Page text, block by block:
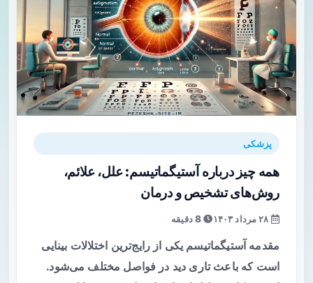
پزشکی
همه چیز درباره آستیگماتیسم: علل، علائم،
روش‌های تشخیص و درمان
8 دقیقه
مقدمه آستیگماتیسم یکی از رایج‌ترین اختلالات بینایی
است که باعث تاری دید در فواصل مختلف می‌شود.